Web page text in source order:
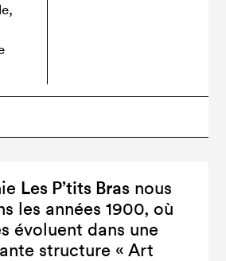
Les P’tits Bras nous
les années 1900, où
évoluent dans une
structure « Art